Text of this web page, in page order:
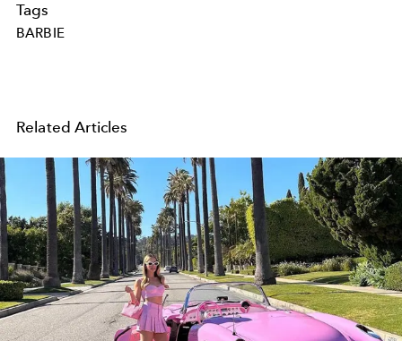
Tags
BARBIE
Related Articles